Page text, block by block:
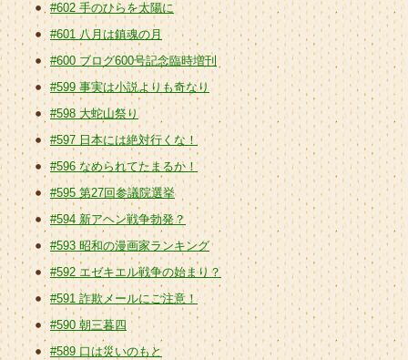
#602 手のひらを太陽に
#601 八月は鎮魂の月
#600 ブログ600号記念臨時増刊
#599 事実は小説よりも奇なり
#598 大蛇山祭り
#597 日本には絶対行くな！
#596 なめられてたまるか！
#595 第27回参議院選挙
#594 新アヘン戦争勃発？
#593 昭和の漫画家ランキング
#592 エゼキエル戦争の始まり？
#591 詐欺メールにご注意！
#590 朝三暮四
#589 口は災いのもと